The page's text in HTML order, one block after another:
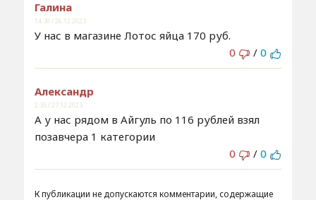
Галина
14:30 / 26.12.2023
У нас в магазине Лотос яйца 170 руб.
0
/ 0
Александр
2:35 / 27.12.2023
А у нас рядом в Айгуль по 116 рублей взял
позавчера 1 категории
0
/ 0
К публикации не допускаются комментарии, содержащие